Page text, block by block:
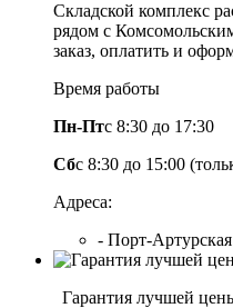
Складской комплекс
рядом с
заказ, оплатить и
Время работы
Пн-Птс 8:30 до 17:30
Сбс 8:30 до 15:00
Адреса:
- Порт-
Гарантия лучшей